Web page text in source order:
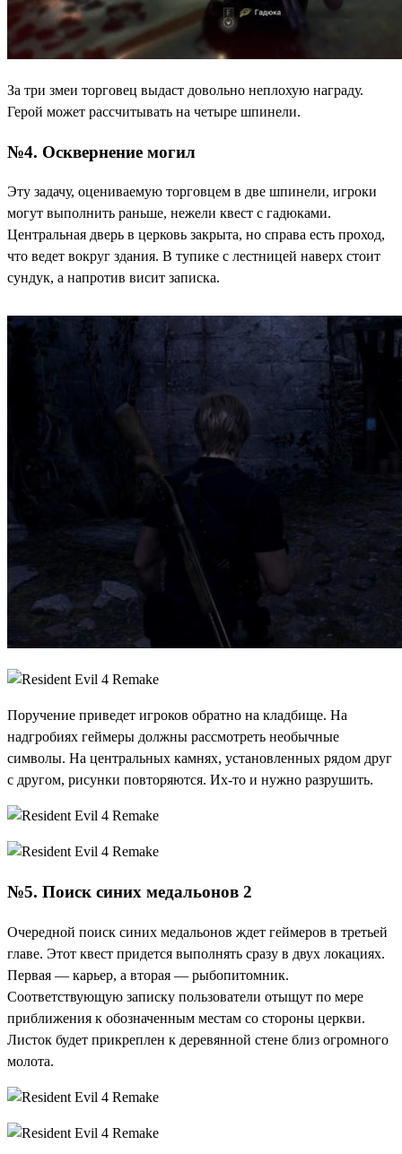
За три змеи торговец выдаст довольно неплохую награду.
Герой может рассчитывать на четыре шпинели.
№4. Осквернение могил
Эту задачу, оцениваемую торговцем в две шпинели, игроки
могут выполнить раньше, нежели квест с гадюками.
Центральная дверь в церковь закрыта, но справа есть проход,
что ведет вокруг здания. В тупике с лестницей наверх стоит
сундук, а напротив висит записка.
Поручение приведет игроков обратно на кладбище. На
надгробиях геймеры должны рассмотреть необычные
символы. На центральных камнях, установленных рядом друг
с другом, рисунки повторяются. Их-то и нужно разрушить.
№5. Поиск синих медальонов 2
Очередной поиск синих медальонов ждет геймеров в третьей
главе. Этот квест придется выполнять сразу в двух локациях.
Первая — карьер, а вторая — рыбопитомник.
Соответствующую записку пользователи отыщут по мере
приближения к обозначенным местам со стороны церкви.
Листок будет прикреплен к деревянной стене близ огромного
молота.